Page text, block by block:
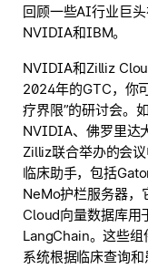
回顾一些AI行业巨头
NVIDIA和IBM。
NVIDIA和Zilliz
2024年的GTC，你
疗界限”的研讨会。
NVIDIA、佛罗里达
Zilliz联合举办的会
临床助手，包括
NeMo护栏服务器，
Cloud向量数据库用
LangChain。这些组
系统根据临床查询和